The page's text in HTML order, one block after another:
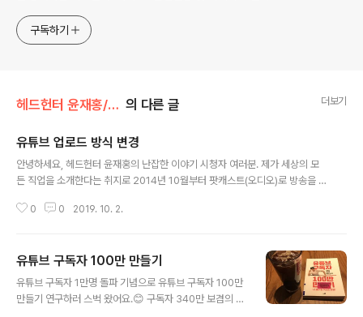
구독하기
헤드헌터 윤재홍/공지사항 의 다른 글 더보기
유튜브 업로드 방식 변경
안녕하세요, 헤드헌터 윤재홍의 난잡한 이야기 시청자 여러분. 제가 세상의 모
든 직업을 소개한다는 취지로 2014년 10월부터 팟캐스트(오디오)로 방송을 시
71개의 직업을 소개해 왔네요. 유튜브에는 2018년 6월부터 본격적으로 업로
진만 넣어서 업로드를 했었는데 여러분들이 많이 사랑해 주셔서 몇 일 전에 구
독자 만 명까지 왔네요. 다시 한번 진심으로 감사 드립니다. 현재 유튜브에는 짧
게 편집된 영상을 올리고 팟캐스트(팟빵)에는 오디오 풀버전을 올리고 있습니
0 0 2019. 10. 2.
유튜브 구독자 100만 만들기
유튜브 구독자 1만명 돌파 기념으로 유튜브 구독자 100만
만들기 연구하러 스벅 왔어요.😊 구독자 340만 보겸의 알